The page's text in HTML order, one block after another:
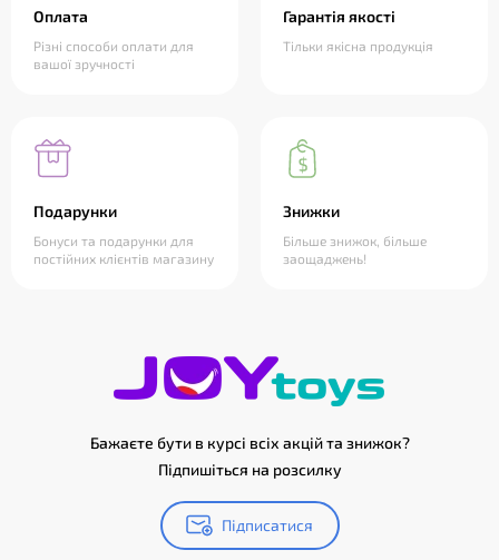
Оплата
Різні способи оплати для
вашої зручності
Гарантія якості
Тільки якісна продукція
Подарунки
Бонуси та подарунки для
постійних клієнтів магазину
Знижки
Більше знижок, більше
заощаджень!
Бажаєте бути в курсі всіх акцій та знижок?
Підпишіться на розсилку
Підписатися